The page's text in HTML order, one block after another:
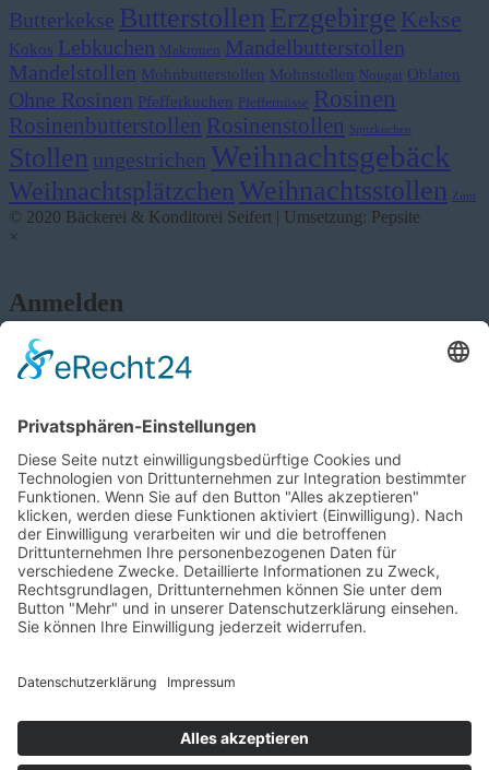
Butterkekse Butterstollen Erzgebirge Kekse
Kokos Lebkuchen Makronen Mandelbutterstollen
Mandelstollen Mohnbutterstollen Mohnstollen Nougat Oblaten
Ohne Rosinen Pfefferkuchen Pfeffernüsse Rosinen
Rosinenbutterstollen Rosinenstollen Spitzkuchen
Stollen ungestrichen Weihnachtsgebäck
Weihnachtsplätzchen Weihnachtsstollen Zimt
© 2020 Bäckerei & Konditorei Seifert | Umsetzung: Pepsite
×
Anmelden
Passwort vergessen?
Angemeldet bleiben
Anmelden
Zum Inhalt springen
Werkzeugleiste öffnen
Text vergrößern